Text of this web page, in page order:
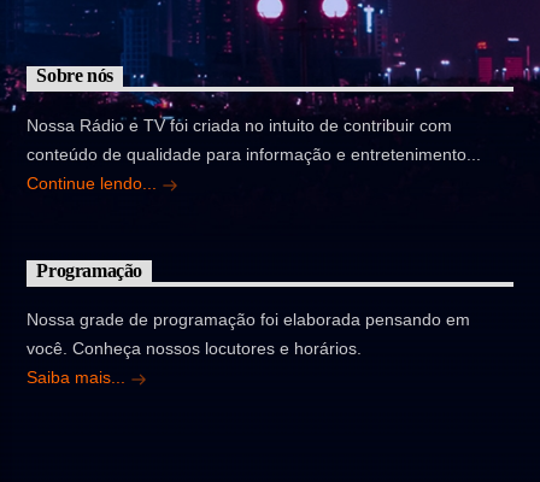
Sobre nós
Nossa Rádio e TV foi criada no intuito de contribuir com
conteúdo de qualidade para informação e entretenimento...
Continue lendo...
Programação
Nossa grade de programação foi elaborada pensando em
você. Conheça nossos locutores e horários.
Saiba mais...